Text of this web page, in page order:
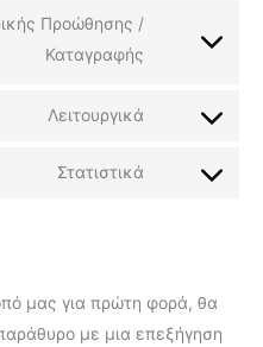
Προώθησης /
Καταγραφής
Λειτουργικά
Στατιστικά
μας για πρώτη φορά, θα
με μια επεξήγηση